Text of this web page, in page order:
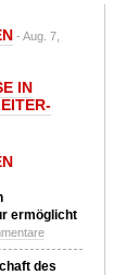
- Aug. 7,
IN
ermöglicht
des